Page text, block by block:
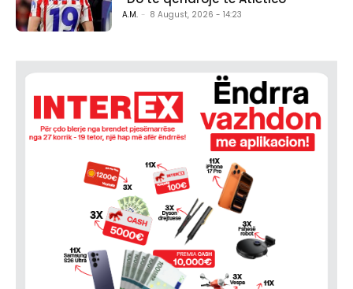
A.M. - 8 August, 2026 - 14:23